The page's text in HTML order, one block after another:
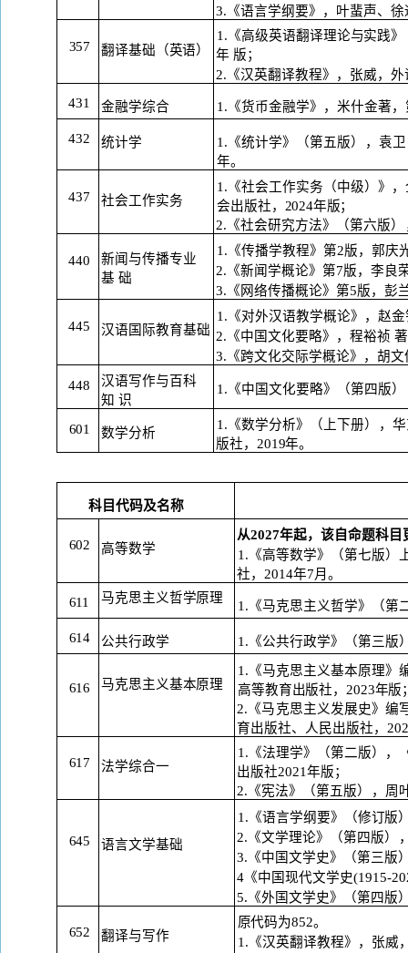
3.《语言学纲要》，叶蜚声、
357 翻译基础（英语）
1.《高级英语翻译理论与实践
年 版；
2.《汉英翻译教程》，张威，
431
金融学综合 1.《货币金融学》，米什金著
432 统计学 1.《统计学》（第五版）， 袁
年。
437 社会工作实务
1.《社会工作实务（中级）》
会出版社， 2024年版；
2.《社会研究方法》（第六版
440
新闻与传播专业
基 础
1.《传播学教程》第2版，郭庆
2.《新闻学概论》第7版，李良
3.《网络传播概论》第5版，彭
445 汉语国际教育基础
1.《对外汉语教学概论》，赵
2.《中国文化要略》，程裕祯
3.《跨文化交际学概论》，胡
448
汉语写作与百科
知 识
1.《中国文化要略》（第四版
601 数学分析
1.《数学分析》（上下册），
版社， 2019年。
科目代码及名称
602 高等数学
从2027年起，该自命题科
1.《高等数学》（第七版）
社，2014年7月。
611
马克思主义哲学原理
1.《马克思主义哲学》（第
614 公共行政学 1.《公共行政学》（第三版
616 马克思主义基本原理
1.《马克思主义基本原理》
高等教育出版社， 2023年版
2.《马克思主义发展史》编
育出版社、人民出版社，
617 法学综合一
1.《法理学》（第二版），
出版社2021年版；
2.《宪法》（第五版）， 周
645 语言文学基础
1.《语言学纲要》（修订版
2.《文学理论》（第四版）
3.《中国文学史》（第三版
4《中国现代文学史(1915-
5.《外国文学史》（第四版
652 翻译与写作
原代码为852。
1.《汉英翻译教程》，张威